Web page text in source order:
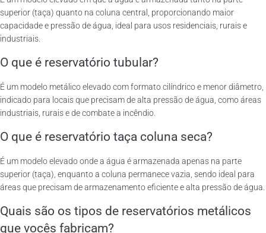
superior (taça) quanto na coluna central, proporcionando maior
capacidade e pressão de água, ideal para usos residenciais, rurais e
industriais.
O que é reservatório tubular?
É um modelo metálico elevado com formato cilíndrico e menor diâmetro,
indicado para locais que precisam de alta pressão de água, como áreas
industriais, rurais e de combate a incêndio.
O que é reservatório taça coluna seca?
É um modelo elevado onde a água é armazenada apenas na parte
superior (taça), enquanto a coluna permanece vazia, sendo ideal para
áreas que precisam de armazenamento eficiente e alta pressão de água.
Quais são os tipos de reservatórios metálicos
que vocês fabricam?